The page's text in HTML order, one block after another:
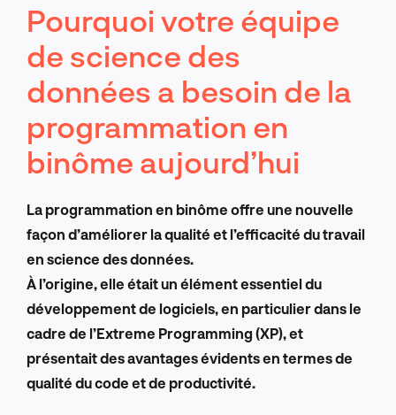
Pourquoi votre équipe
de science des
données a besoin de la
programmation en
binôme aujourd’hui
La programmation en binôme offre une nouvelle
façon d’améliorer la qualité et l’efficacité du travail
en science des données.
À l’origine, elle était un élément essentiel du
développement de logiciels, en particulier dans le
cadre de l’Extreme Programming (XP), et
présentait des avantages évidents en termes de
qualité du code et de productivité.